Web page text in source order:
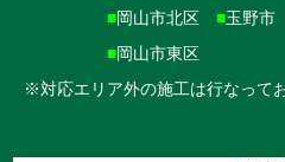
■岡山市北区
■岡山市東区
■玉野市
※対応エリア外の施工は行なって